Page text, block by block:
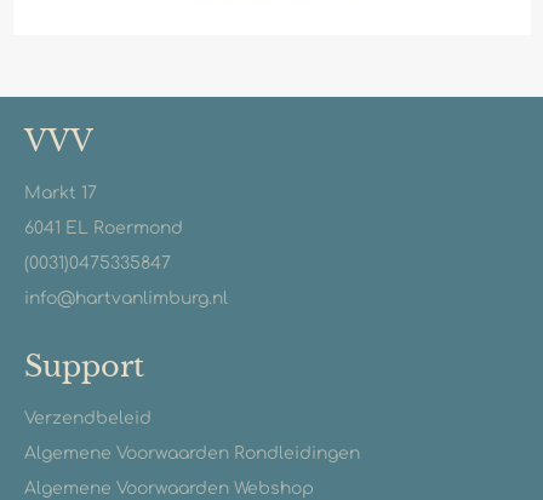
VVV
Markt 17
6041 EL Roermond
(0031)0475335847
info@hartvanlimburg.nl
Support
Verzendbeleid
Algemene Voorwaarden Rondleidingen
Algemene Voorwaarden Webshop